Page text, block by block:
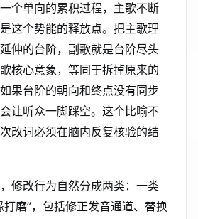
个单向的累积过程，主歌不断
这个势能的释放点。把主歌理
伸的台阶，副歌就是台阶尽头
核心意象，等同于拆掉原来的
果台阶的朝向和终点没有同步
让听众一脚踩空。这个比喻不
改词必须在脑内反复核验的结
修改行为自然分成两类：一类
打磨”，包括修正发音通道、替换